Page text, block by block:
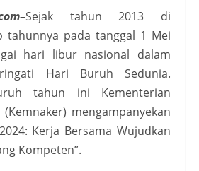
Sejak tahun 2013 di
tahunnya pada tanggal 1 Mei
hari libur nasional dalam
Hari Buruh Sedunia.
tahun ini Kementerian
(Kemnaker) mengampanyekan
Kerja Bersama Wujudkan
Kompeten”.